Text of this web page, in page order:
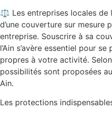
⚖️ Les entreprises locales de
d’une couverture sur mesure
entreprise. Souscrire à sa
l’Ain s’avère essentiel pour
propres à votre activité.
possibilités sont proposées
Ain.
Les protections